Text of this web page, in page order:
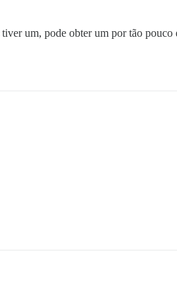
um, pode obter um por tão